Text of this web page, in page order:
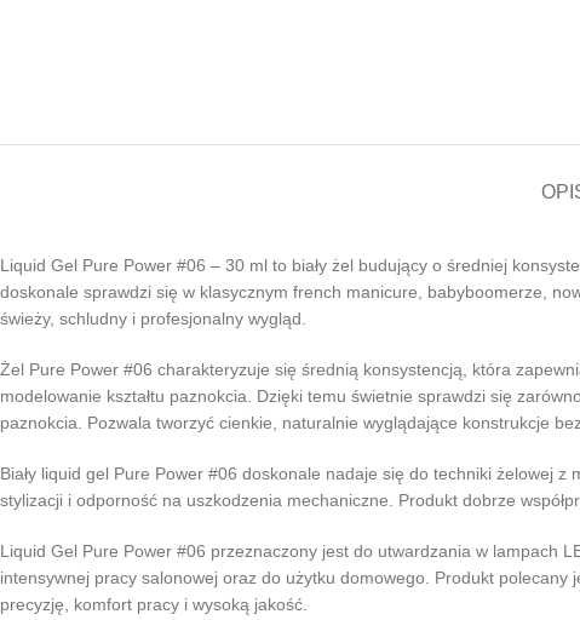
Liquid Gel Pure Power #06 – 30 ml to biały żel budujący o średniej
doskonale sprawdzi się w klasycznym french manicure, babyboomerze,
świeży, schludny i profesjonalny wygląd.
Żel Pure Power #06 charakteryzuje się średnią konsystencją, która
modelowanie kształtu paznokcia. Dzięki temu świetnie sprawdzi się
paznokcia. Pozwala tworzyć cienkie, naturalnie wyglądające konstrukcje
Biały liquid gel Pure Power #06 doskonale nadaje się do techniki żelowej z
stylizacji i odporność na uszkodzenia mechaniczne. Produkt dobrze
Liquid Gel Pure Power #06 przeznaczony jest do utwardzania w lampach
intensywnej pracy salonowej oraz do użytku domowego. Produkt
precyzję, komfort pracy i wysoką jakość.